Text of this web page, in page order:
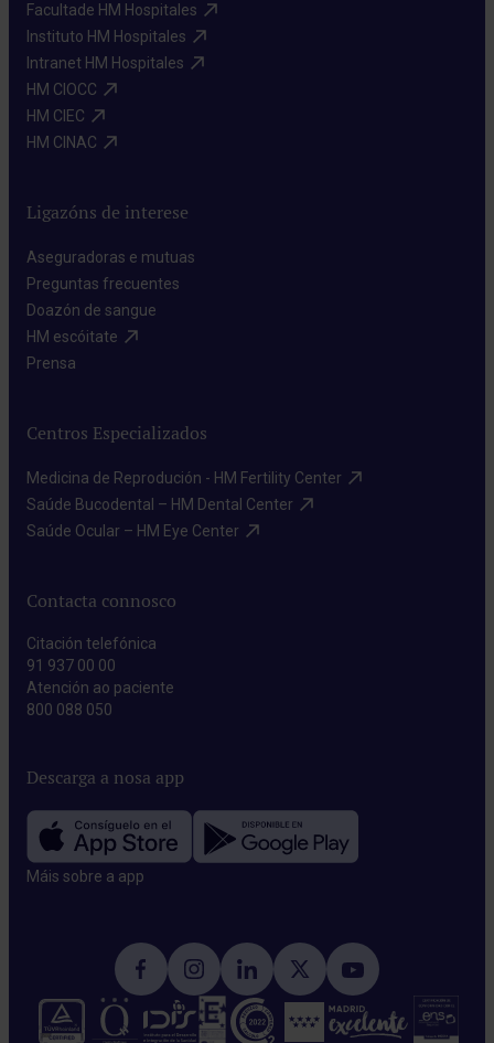
Facultade HM Hospitales​
Instituto HM Hospitales​
Intranet HM Hospitales​
HM CIOCC​
HM CIEC​
HM CINAC​
Ligazóns de interese
Aseguradoras e mutuas​
Preguntas frecuentes​
Doazón de sangue​
HM escóitate​
Prensa​
Centros Especializados
Medicina de Reprodución - HM Fertility Center​
Saúde Bucodental – HM Dental Center​
Saúde Ocular – HM Eye Center​
Contacta connosco
Citación telefónica
91 937 00 00
Atención ao paciente
800 088 050
Descarga a nosa app
Máis sobre a app​